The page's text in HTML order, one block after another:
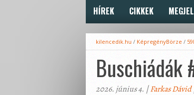
HÍREK CIKKEK
kilencedik.hu / KépregényBörze /
Buschiádák
2026. június 4. |Farkas Dávid